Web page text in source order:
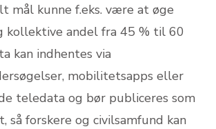
mål kunne f.eks. være at øge
kollektive andel fra 45 % til 60
kan indhentes via
mobilitetsapps eller
teledata og bør publiceres som
så forskere og civilsamfund kan